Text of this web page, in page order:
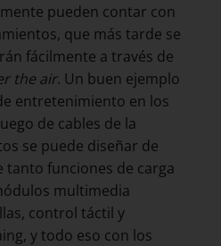
pueden contar con
que más tarde se
fácilmente a través de
the air. Un buen ejemplo
entretenimiento en los
de cables de la
se puede diseñar de
funciones de carga
multimedia
control táctil y
y todo eso con los